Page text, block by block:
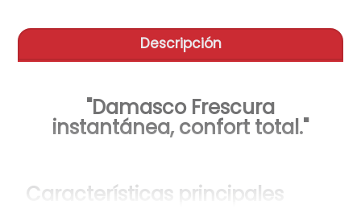
Descripción
"Damasco Frescura
instantánea, confort total."
Características principales